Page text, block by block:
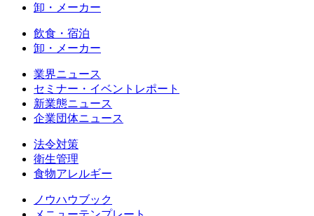
卸・メーカー
飲食・宿泊
卸・メーカー
業界ニュース
セミナー・イベントレポート
新業態ニュース
企業団体ニュース
法令対策
衛生管理
食物アレルギー
ノウハウブック